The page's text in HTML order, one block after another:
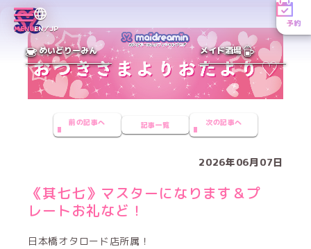
MENUEN／JP
予約
めいどりーみん メイド酒場
前の記事へ 記事一覧 次の記事へ
2026年06月07日
《其七七》マスターになります＆プ
レートお礼など！
日本橋オタロード店所属！